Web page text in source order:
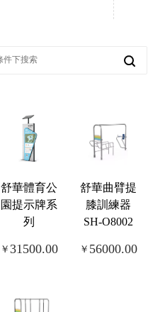
舒華體育公
園提示牌系
列
￥ 31500.00
舒華曲臂提
膝訓練器
SH-O8002
￥ 56000.00